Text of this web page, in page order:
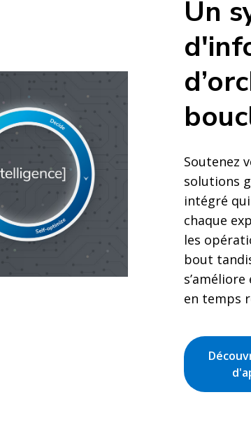
Un
Soutenez
solutions
intégré
chaque
les
bout
en temps